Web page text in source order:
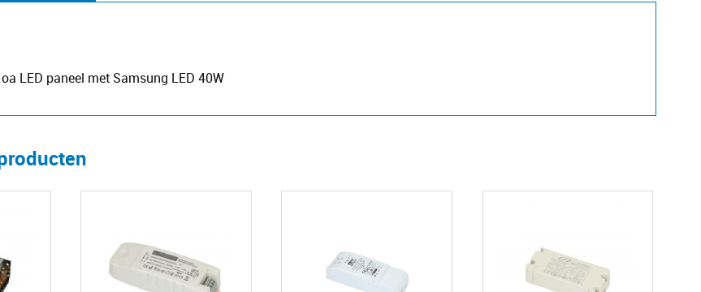
LED paneel met Samsung LED 40W